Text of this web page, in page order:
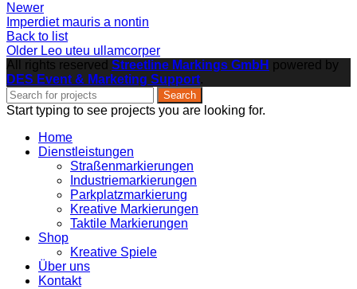
Newer
Imperdiet mauris a nontin
Back to list
Older Leo uteu ullamcorper
All rights reserved Streetline Markings GmbH powered
by
DES Event & Marketing Support.
Search
Start typing to see projects you are looking for.
Home
Dienstleistungen
Straßenmarkierungen
Industriemarkierungen
Parkplatzmarkierung
Kreative Markierungen
Taktile Markierungen
Shop
Kreative Spiele
Über uns
Kontakt